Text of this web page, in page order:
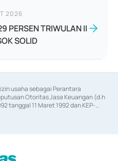
2026
PERSEN TRIWULAN II
SOLID
usaha sebagai Perantara
Otoritas Jasa Keuangan (d.h
tanggal 11 Maret 1992 dan KEP-
izin usaha sebagai Penjamin Emisi
Jasa Keuangan Nomor KEP-
Keuangan Nomor S-